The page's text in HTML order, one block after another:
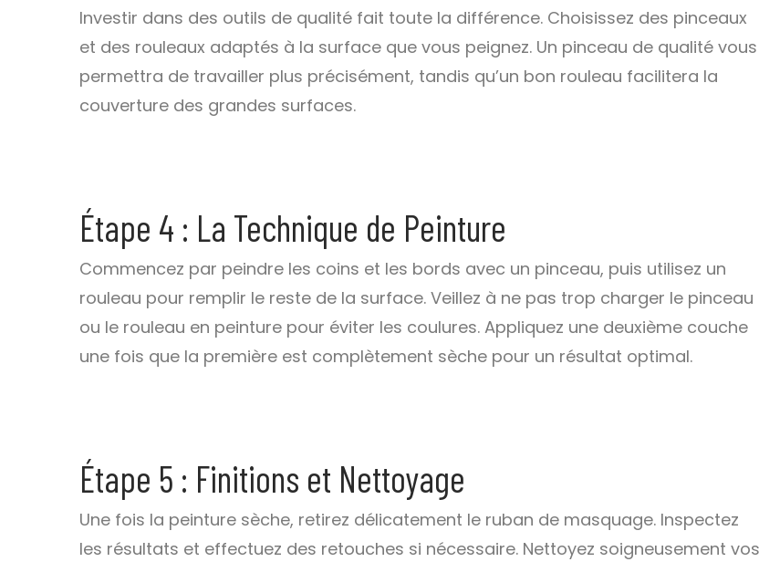
Investir dans des outils de qualité fait toute la différence. Choisissez des pinceaux
et des rouleaux adaptés à la surface que vous peignez. Un pinceau de qualité vous
permettra de travailler plus précisément, tandis qu’un bon rouleau facilitera la
couverture des grandes surfaces.
Étape 4 : La Technique de Peinture
Commencez par peindre les coins et les bords avec un pinceau, puis utilisez un
rouleau pour remplir le reste de la surface. Veillez à ne pas trop charger le pinceau
ou le rouleau en peinture pour éviter les coulures. Appliquez une deuxième couche
une fois que la première est complètement sèche pour un résultat optimal.
Étape 5 : Finitions et Nettoyage
Une fois la peinture sèche, retirez délicatement le ruban de masquage. Inspectez
les résultats et effectuez des retouches si nécessaire. Nettoyez soigneusement vos